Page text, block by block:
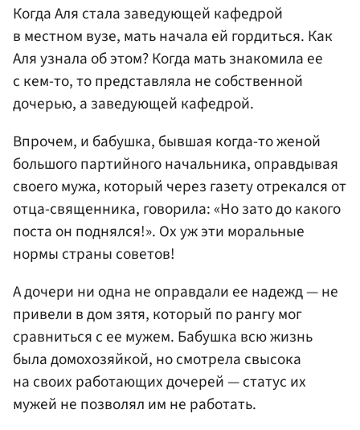
Когда Аля стала заведующей кафедрой
в местном вузе, мать начала ей гордиться. Как
Аля узнала об этом? Когда мать знакомила ее
с кем-то, то представляла не собственной
дочерью, а заведующей кафедрой.
Впрочем, и бабушка, бывшая когда-то женой
большого партийного начальника, оправдывая
своего мужа, который через газету отрекался от
отца-священника, говорила: «Но зато до какого
поста он поднялся!». Ох уж эти моральные
нормы страны советов!
А дочери ни одна не оправдали ее надежд — не
привели в дом зятя, который по рангу мог
сравниться с ее мужем. Бабушка всю жизнь
была домохозяйкой, но смотрела свысока
на своих работающих дочерей — статус их
мужей не позволял им не работать.